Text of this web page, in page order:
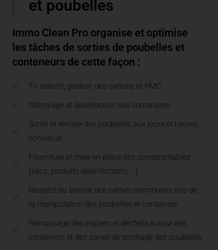
et poubelles
Immo Clean Pro organise et optimise
les tâches de sorties de poubelles et
conteneurs de cette façon :
Tri sélectif, gestion des cartons et PMC
Nettoyage et désinfection des contenants
Sortie et rentrée des poubelles aux jours et heures
convenus
Fourniture et mise en place des consommables
(sacs, produits désinfectants, …)
Respect du silence des parties communes lors de
la manipulation des poubelles et containers
Ramassage des papiers et déchets autour des
containers et des zones de stockage des poubelles